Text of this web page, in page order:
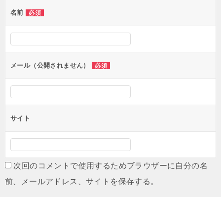
ー
シ
ン
名前 必須
メール（公開されません） 必須
サイト
次回のコメントで使用するためブラウザーに自分の名
前、メールアドレス、サイトを保存する。